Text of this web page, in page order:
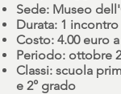
Sede: Museo
Durata: 1
Costo: 4.00 euro
Periodo: ottobre
Classi: scuola
e 2° grado